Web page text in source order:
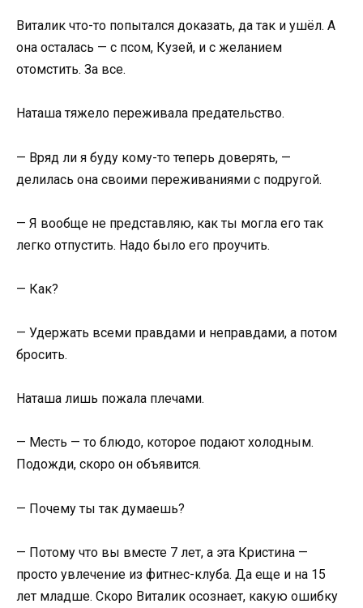
Виталик что-то попытался доказать, да так и ушёл. А
она осталась — с псом, Кузей, и с желанием
отомстить. За все.
Наташа тяжело переживала предательство.
— Вряд ли я буду кому-то теперь доверять, —
делилась она своими переживаниями с подругой.
— Я вообще не представляю, как ты могла его так
легко отпустить. Надо было его проучить.
— Как?
— Удержать всеми правдами и неправдами, а потом
бросить.
Наташа лишь пожала плечами.
— Месть — то блюдо, которое подают холодным.
Подожди, скоро он объявится.
— Почему ты так думаешь?
— Потому что вы вместе 7 лет, а эта Кристина —
просто увлечение из фитнес-клуба. Да еще и на 15
лет младше. Скоро Виталик осознает, какую ошибку